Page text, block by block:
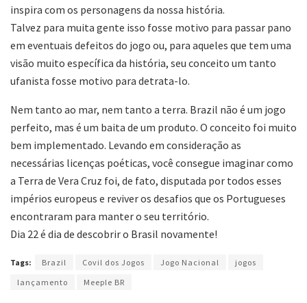
inspira com os personagens da nossa história.
Talvez para muita gente isso fosse motivo para passar pano
em eventuais defeitos do jogo ou, para aqueles que tem uma
visão muito específica da história, seu conceito um tanto
ufanista fosse motivo para detrata-lo.
Nem tanto ao mar, nem tanto a terra. Brazil não é um jogo
perfeito, mas é um baita de um produto. O conceito foi muito
bem implementado. Levando em consideração as
necessárias licenças poéticas, você consegue imaginar como
a Terra de Vera Cruz foi, de fato, disputada por todos esses
impérios europeus e reviver os desafios que os Portugueses
encontraram para manter o seu território.
Dia 22 é dia de descobrir o Brasil novamente!
Tags: Brazil Covil dos Jogos Jogo Nacional
jogos
lançamento
Meeple BR